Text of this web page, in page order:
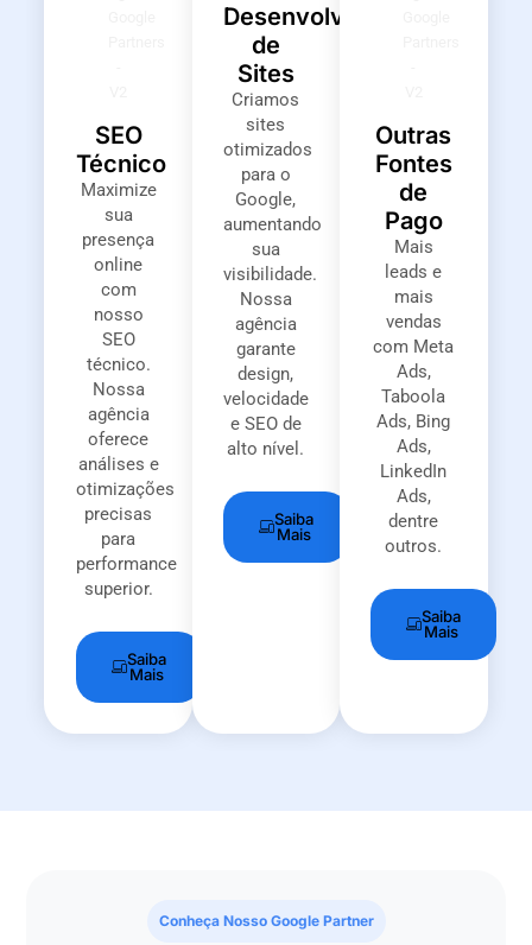
SEO
Técnico
Maximize
sua
presença
online
com
nosso
SEO
técnico.
Nossa
agência
oferece
análises e
otimizações
precisas
para
performance
superior.
Saiba
Mais
Desenvolvimento
de
Sites
Criamos
sites
otimizados
para o
Google,
aumentando
sua
visibilidade.
Nossa
agência
garante
design,
velocidade
e SEO de
alto nível.
Saiba
Mais
Outras
Fontes
de
Pago
Mais
leads e
mais
vendas
com Meta
Ads,
Taboola
Ads, Bing
Ads,
LinkedIn
Ads,
dentre
outros.
Saiba
Mais
Conheça Nosso Google Partner